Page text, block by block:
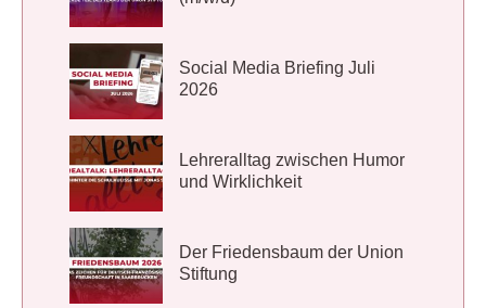
Social Media Briefing Juli
2026
Lehreralltag zwischen Humor
und Wirklichkeit
Der Friedensbaum der Union
Stiftung